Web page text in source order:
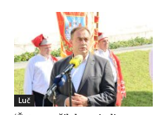
Luč